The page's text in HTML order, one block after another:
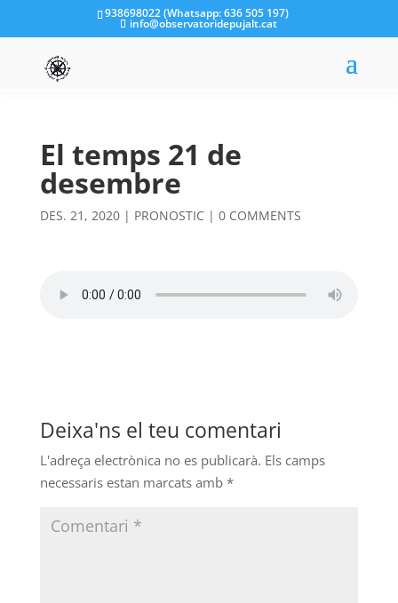
938698022 (Whatsapp: 636 505 197)
info@observatoridepujalt.cat
El temps 21 de
desembre
DES. 21, 2020| PRONOSTIC | 0 COMMENTS
Deixa'ns el teu comentari
L'adreça electrònica no es publicarà. Els camps
necessaris estan marcats amb *